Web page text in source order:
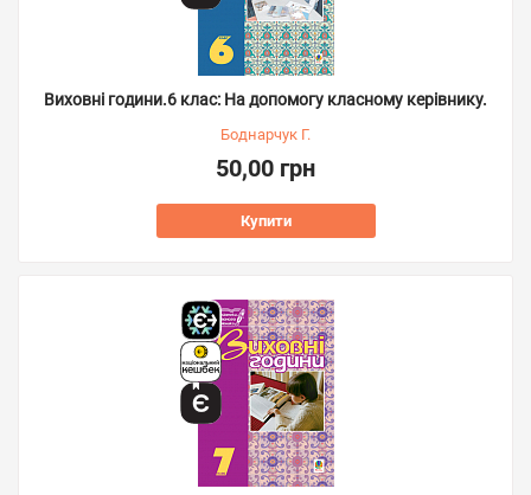
Виховні години.6 клас: На допомогу класному керівнику.
Боднарчук Г.
50,00 грн
Купити